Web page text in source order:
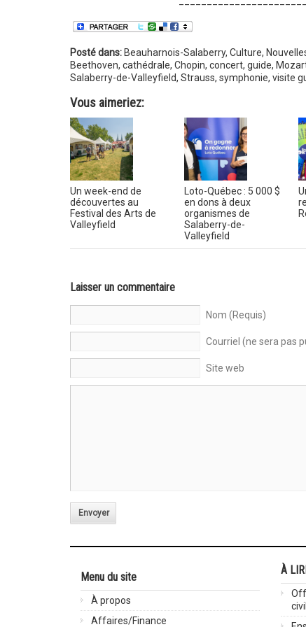
Posté dans:Beauharnois-Salaberry, Culture,
Beethoven, cathédrale, Chopin, concert, guide,
Salaberry-de-Valleyfield, Strauss, symphonie, visite
Vous aimeriez:
Un week-end de
découvertes au
Festival des Arts de
Valleyfield
Loto-Québec : 5 000 $
en dons à deux
organismes de
Salaberry-de-
Valleyfield
Laisser un commentaire
Nom (Requis)
Courriel (ne sera pas
Site web
Envoyer
Menu du site
À propos
Affaires/Finance
À